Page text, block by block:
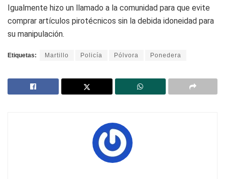
Igualmente hizo un llamado a la comunidad para que evite
comprar artículos pirotécnicos sin la debida idoneidad para
su manipulación.
Etiquetas: Martillo Policía Pólvora Ponedera